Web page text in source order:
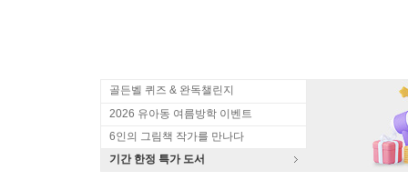
골든벨 퀴즈 & 완독챌린지
2026 유아동 여름방학 이벤트
6인의 그림책 작가를 만나다
기간 한정 특가 도서